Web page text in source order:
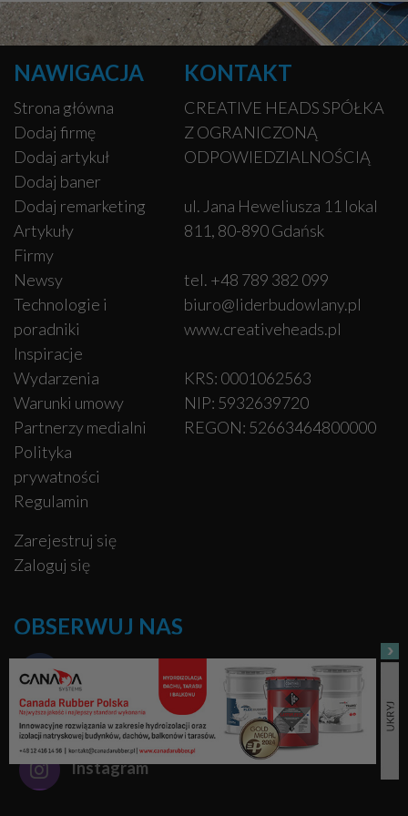
NAWIGACJA
Strona główna
Dodaj firmę
Dodaj artykuł
Dodaj baner
Dodaj remarketing
Artykuły
Firmy
Newsy
Technologie i
poradniki
Inspiracje
Wydarzenia
Warunki umowy
Partnerzy medialni
Polityka
prywatności
Regulamin
Zarejestruj się
Zaloguj się
KONTAKT
CREATIVE HEADS SPÓŁKA
Z OGRANICZONĄ
ODPOWIEDZIALNOŚCIĄ
ul. Jana Heweliusza 11 lokal
811, 80-890 Gdańsk
tel. +48 789 382 099
biuro@liderbudowlany.pl
www.creativeheads.pl
KRS: 0001062563
NIP: 5932639720
REGON: 52663464800000
OBSERWUJ NAS
Facebook
Pinterest
Instagram